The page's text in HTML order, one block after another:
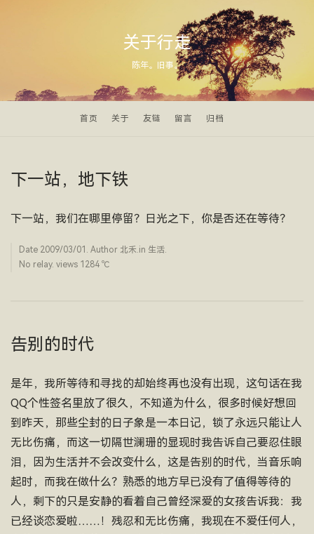
关于行走
陈年。旧事。
首页 关于 友链 留言 归档
下一站，地下铁
下一站，我们在哪里停留？日光之下，你是否还在等待？
Date 2009/03/01 . Author 北禾.in 生活.
No relay. views 1284 ­℃
告别的时代
是年，我所等待和寻找的却始终再也没有出现，这句话在我
QQ个性签名里放了很久，不知道为什么，很多时候好想回
到昨天，那些尘封的日子象是一本日记，锁了永远只能让人
无比伤痛，而这一切隔世澜珊的显现时我告诉自己要忍住眼
泪，因为生活并不会改变什么，这是告别的时代，当音乐响
起时，而我在做什么？熟悉的地方早已没有了值得等待的
人，剩下的只是安静的看着自己曾经深爱的女孩告诉我：我
已经谈恋爱啦……！残忍和无比伤痛，我现在不爱任何人，